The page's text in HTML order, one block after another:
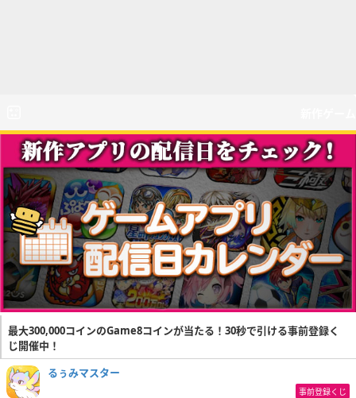
最大300,000コインのGame8コインが当たる！30秒で引ける事前登録く
じ開催中！
るぅみマスター
事前登録くじ